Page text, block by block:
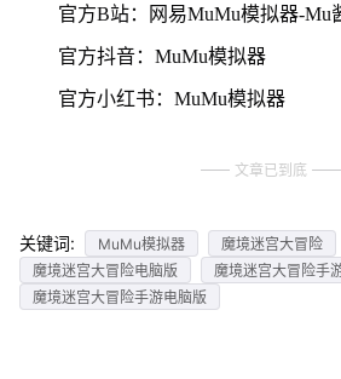
官方B站：网易MuMu模拟器-Mu
官方抖音：MuMu模拟器
官方小红书：MuMu模拟器
文章已到底
关键词: MuMu模拟器
魔境迷宫大冒险
魔境迷宫大冒险电脑版
魔境迷宫大冒险手
魔境迷宫大冒险手游电脑版